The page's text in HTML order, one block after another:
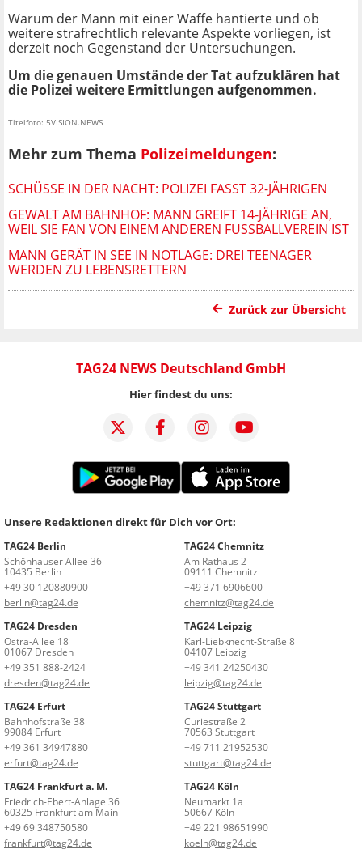
Warum der Mann mit einer Waffe hantierte und ob
weitere strafrechtlich relevante Aspekte vorliegen, ist
derzeit noch Gegenstand der Untersuchungen.
Um die genauen Umstände der Tat aufzuklären hat
die Polizei weitere Ermittlungen aufgenommen.
Titelfoto: 5VISION.NEWS
Mehr zum Thema Polizeimeldungen:
SCHÜSSE IN DER NACHT: POLIZEI FASST 32-JÄHRIGEN
GEWALT AM BAHNHOF: MANN GREIFT 14-JÄHRIGE AN,
WEIL SIE FAN VON EINEM ANDEREN FUSSBALLVEREIN IST
MANN GERÄT IN SEE IN NOTLAGE: DREI TEENAGER
WERDEN ZU LEBENSRETTERN
Zurück zur Übersicht
TAG24 NEWS Deutschland GmbH
Hier findest du uns:
Unsere Redaktionen direkt für Dich vor Ort:
TAG24 Berlin
Schönhauser Allee 36
10435 Berlin
+49 30 120880900
berlin@tag24.de
TAG24 Chemnitz
Am Rathaus 2
09111 Chemnitz
+49 371 6906600
chemnitz@tag24.de
TAG24 Dresden
Ostra-Allee 18
01067 Dresden
+49 351 888-2424
dresden@tag24.de
TAG24 Leipzig
Karl-Liebknecht-Straße 8
04107 Leipzig
+49 341 24250430
leipzig@tag24.de
TAG24 Erfurt
Bahnhofstraße 38
99084 Erfurt
+49 361 34947880
erfurt@tag24.de
TAG24 Stuttgart
Curiestraße 2
70563 Stuttgart
+49 711 21952530
stuttgart@tag24.de
TAG24 Frankfurt a. M.
Friedrich-Ebert-Anlage 36
60325 Frankfurt am Main
+49 69 348750580
frankfurt@tag24.de
TAG24 Köln
Neumarkt 1a
50667 Köln
+49 221 98651990
koeln@tag24.de